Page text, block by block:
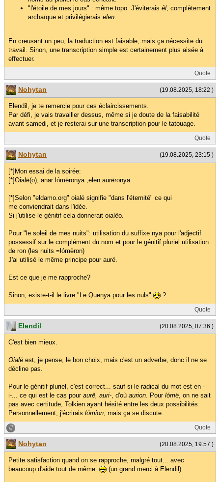
"l'étoile de mes jours" : même topo. J'éviterais êl , complètement
archaïque et privilégierais elen
En creusant un peu, la traduction est faisable, mais ça nécessite du
travail. Sinon, une transcription simple est certainement plus aisée à
effectuer.
Quote
(19.08.2025, 18:22 )
Nohytan
Elendil, je te remercie pour ces éclaircissements.
Par défi, je vais travailler dessus, même si je doute de la faisabilité
avant samedi, et je resterai sur une transcription pour le tatouage.
Quote
(19.08.2025, 23:15 )
Nohytan
[*]Mon essai de la soirée:
[*]Oialë(o), anar lómëronya ,elen aurëronya
[*]Selon "eldamo.org" oialë signifie "dans l'éternité" ce qui
me conviendrait dans l'idée.
Si j'utilise le génitif cela donnerait oialëo.
Pour "le soleil de mes nuits": utilisation du suffixe nya pour l'adjectif
possessif sur le complément du nom et pour le génitif pluriel utilisation
de ron (les nuits =lómëron)
J'ai utilisé le même principe pour aurë.
Est ce que je me rapproche?
Sinon, existe-t-il le livre "Le Quenya pour les nuls" ?
Quote
(20.08.2025, 07:36 )
Elendil
C'est bien mieux.
Oialë est, je pense, le bon choix, mais c'est un adverbe, donc il ne se
décline pas.
Pour le génitif pluriel, c'est correct... sauf si le radical du mot est en -
i-... ce qui est le cas pour aurë, auri- , d'où aurion . Pour lómë , on ne sait
pas avec certitude, Tolkien ayant hésité entre les deux possibilités.
Personnellement, j'écrirais lómion , mais ça se discute.
Quote
(20.08.2025, 19:57 )
Nohytan
Petite satisfaction quand on se rapproche, malgré tout... avec
beaucoup d'aide tout de même
(un grand merci à Elendil)